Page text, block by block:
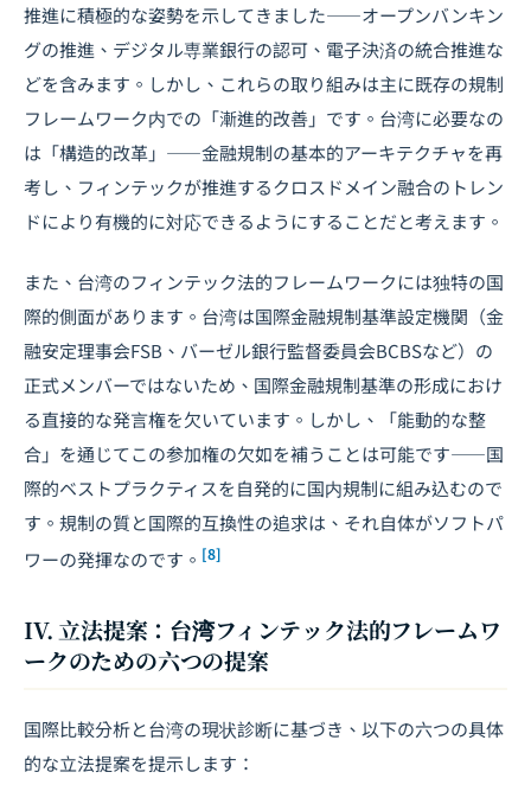
推進に積極的な姿勢を示してきました――オープンバンキン
グの推進、デジタル専業銀行の認可、電子決済の統合推進な
どを含みます。しかし、これらの取り組みは主に既存の規制
フレームワーク内での「漸進的改善」です。台湾に必要なの
は「構造的改革」――金融規制の基本的アーキテクチャを再
考し、フィンテックが推進するクロスドメイン融合のトレン
ドにより有機的に対応できるようにすることだと考えます。
また、台湾のフィンテック法的フレームワークには独特の国
際的側面があります。台湾は国際金融規制基準設定機関（金
融安定理事会FSB、バーゼル銀行監督委員会BCBSなど）の
正式メンバーではないため、国際金融規制基準の形成におけ
る直接的な発言権を欠いています。しかし、「能動的な整
合」を通じてこの参加権の欠如を補うことは可能です――国
際的ベストプラクティスを自発的に国内規制に組み込むので
す。規制の質と国際的互換性の追求は、それ自体がソフトパ
ワーの発揮なのです。 [8]
IV. 立法提案：台湾フィンテック法的フレームワ
ークのための六つの提案
国際比較分析と台湾の現状診断に基づき、以下の六つの具体
的な立法提案を提示します：